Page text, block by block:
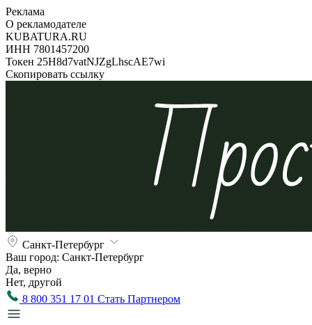
Реклама
О рекламодателе
KUBATURA.RU
ИНН 7801457200
Токен 25H8d7vatNJZgLhscAE7wi
Скопировать ссылку
Санкт-Петербург
Ваш город: Санкт-Петербург
Да, верно
Нет, другой
8 800 351 17 01 Стать Партнером